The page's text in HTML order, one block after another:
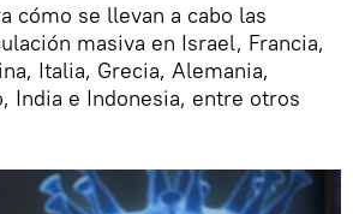
cómo se llevan a cabo las
masiva en Israel, Francia,
Italia, Grecia, Alemania,
India e Indonesia, entre otros